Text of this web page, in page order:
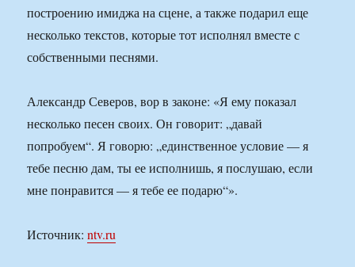
построению имиджа на сцене, а также подарил еще
несколько текстов, которые тот исполнял вместе с
собственными песнями.
Александр Северов, вор в законе: «Я ему показал
несколько песен своих. Он говорит: „давай
попробуем“. Я говорю: „единственное условие — я
тебе песню дам, ты ее исполнишь, я послушаю, если
мне понравится — я тебе ее подарю“».
Источник:ntv.ru